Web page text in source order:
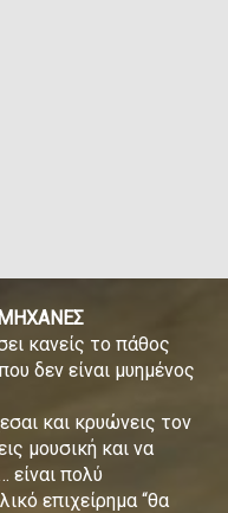
κανείς το πάθος
δεν είναι μυημένος
και κρυώνεις τον
μουσική και να
είναι πολύ
επιχείρημα “θα